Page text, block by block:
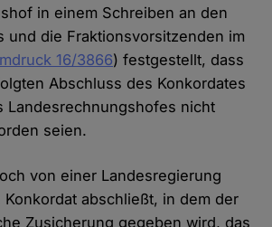
in einem Schreiben an den
und die Fraktionsvorsitzenden im
16/3866) festgestellt, dass
Abschluss des Konkordates
Landesrechnungshofes nicht
seien.
von einer Landesregierung
abschließt, in dem der
Zusicherung gegeben wird, das